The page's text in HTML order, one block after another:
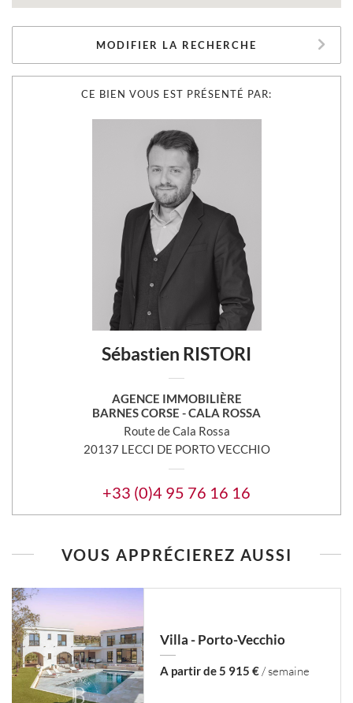
CE BIEN VOUS EST PRÉSENTÉ PAR:
Sébastien RISTORI
AGENCE IMMOBILIÈRE
BARNES CORSE - CALA ROSSA
Route de Cala Rossa
20137 LECCI DE PORTO VECCHIO
+33 (0)4 95 76 16 16
MODIFIER LA RECHERCHE
VOUS APPRÉCIEREZ AUSSI
Villa - Porto-Vecchio
A partir de 5 915 €/ semaine